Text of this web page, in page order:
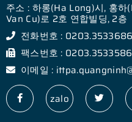
주소 : 하롱(Ha Long)시, 홍
Van Cu)로 2호 연합빌딩, 2층
전화번호 : 0203.3533686
팩스번호 : 0203.3533586
이메일 :
zalo